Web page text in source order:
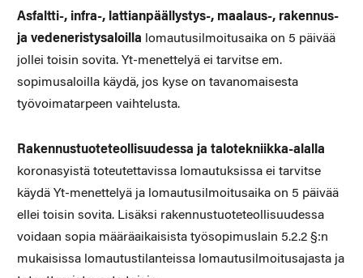
Asfaltti-, infra-, lattianpäällystys-, maalaus-, rakennus-
ja vedeneristysaloilla lomautusilmoitusaika on 5 päivää
jollei toisin sovita. Yt-menettelyä ei tarvitse em.
sopimusaloilla käydä, jos kyse on tavanomaisesta
työvoimatarpeen vaihtelusta.
Rakennustuoteteollisuudessa ja talotekniikka-alalla
koronasyistä toteutettavissa lomautuksissa ei tarvitse
käydä Yt-menettelyä ja lomautusilmoitusaika on 5 päivää
ellei toisin sovita. Lisäksi rakennustuoteteollisuudessa
voidaan sopia määräaikaisista työsopimuslain 5.2.2 §:n
mukaisissa lomautustilanteissa lomautusilmoitusajasta ja